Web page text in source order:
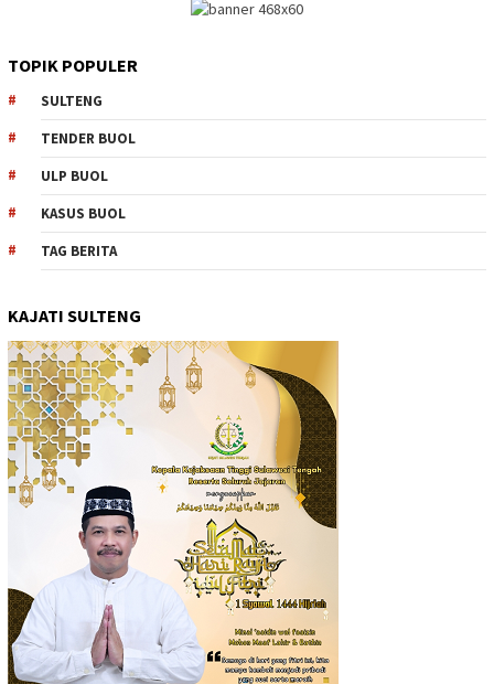
TOPIK POPULER
SULTENG
TENDER BUOL
ULP BUOL
KASUS BUOL
TAG BERITA
KAJATI SULTENG